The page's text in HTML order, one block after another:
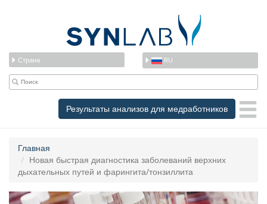
Страна RU
Результаты анализов для медработников
Главная
Новая быстрая диагностика заболеваний верхних
дыхательных путей и фарингита/тонзиллита